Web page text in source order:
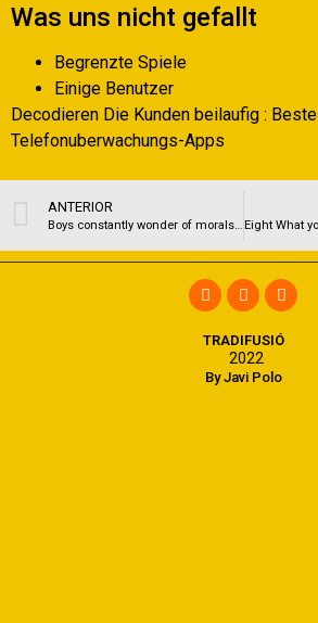
Was uns nicht gefallt
Begrenzte Spiele
Einige Benutzer
Decodieren Die Kunden beilaufig : Beste
Telefonuberwachungs-Apps
ANTERIOR
Boys constantly wonder of morals at the rear of hiring an escort
By Javi Polo
TRADIFUSIÓ
2022